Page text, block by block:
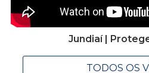
Jundiaí |
TODOS OS